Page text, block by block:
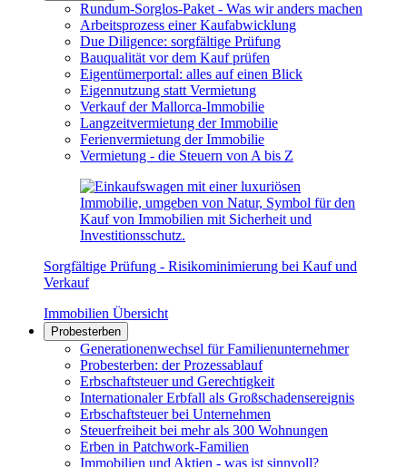
Rundum-Sorglos-Paket - Was wir anders machen
Arbeitsprozess einer Kaufabwicklung
Due Diligence: sorgfältige Prüfung
Bauqualität vor dem Kauf prüfen
Eigentümerportal: alles auf einen Blick
Eigennutzung statt Vermietung
Verkauf der Mallorca-Immobilie
Langzeitvermietung der Immobilie
Ferienvermietung der Immobilie
Vermietung - die Steuern von A bis Z
Sorgfältige Prüfung - Risikominimierung bei Kauf und
Verkauf
Immobilien Übersicht
Probesterben
Generationenwechsel für Familienunternehmer
Probesterben: der Prozessablauf
Erbschaftsteuer und Gerechtigkeit
Internationaler Erbfall als Großschadensereignis
Erbschaftsteuer bei Unternehmen
Steuerfreiheit bei mehr als 300 Wohnungen
Erben in Patchwork-Familien
Immobilien und Aktien - was ist sinnvoll?